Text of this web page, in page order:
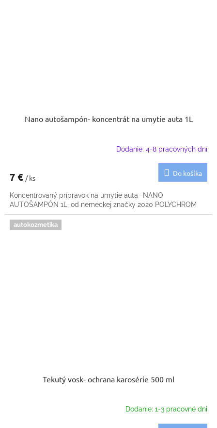
Nano autošampón- koncentrát na umytie auta 1L
Dodanie: 4-8 pracovných dní
7 € / ks
Do košíka
Koncentrovaný prípravok na umytie auta- NANO
AUTOŠAMPÓN 1L, od nemeckej značky 2020 POLYCHROM
autokozmetika
Tekutý vosk- ochrana karosérie 500 ml
Dodanie: 1-3 pracovné dni